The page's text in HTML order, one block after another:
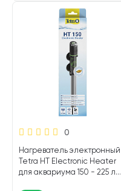
0
Нагреватель электронный
Tetra HT Electronic Heater
для аквариума 150 - 225 л.